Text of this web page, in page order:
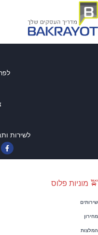
לשירות
🚖 מוניות פלוס
שירותים
מחירון
המלצות